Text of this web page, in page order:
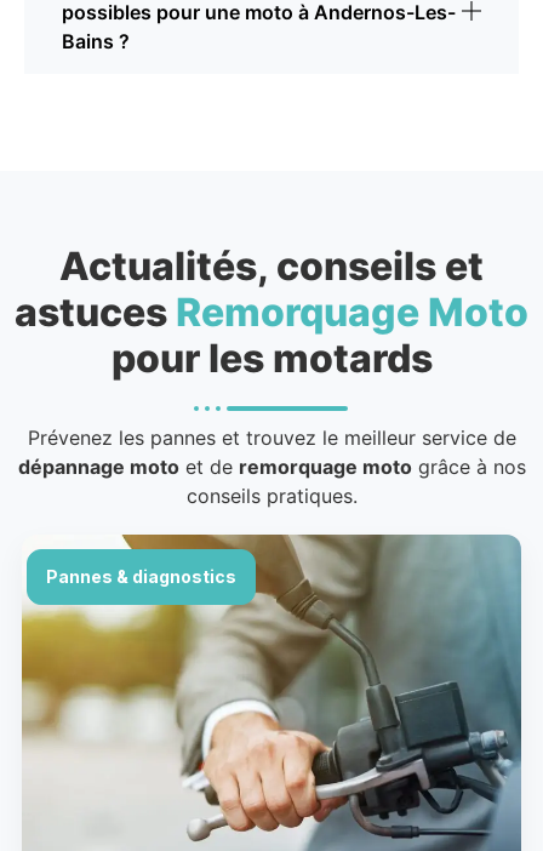
possibles pour une moto à Andernos-Les-
Bains ?
Actualités, conseils et
astuces Remorquage Moto
pour les motards
Prévenez les pannes et trouvez le meilleur service de
dépannage motoet de remorquage motogrâce à nos
conseils pratiques.
Pannes & diagnostics